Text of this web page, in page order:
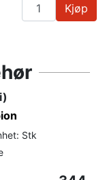
Kjøp
Stk